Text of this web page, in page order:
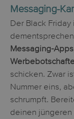
Messaging-
Der Black
Messaging-Apps
schicken. Zwar
Nummer eins,
schrumpft.
deinen jüngeren